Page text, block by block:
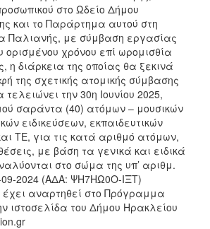
στο Ωδείο Δήμου
και το Παράρτημα αυτού στη
Παλιανής, με σύμβαση εργασίας
ορισμένου χρόνου επί ωρομισθία
η διάρκεια της οποίας θα ξεκινά
της σχετικής ατομικής σύμβασης
την 30η Ιουνίου 2025,
σαράντα (40) ατόμων – μουσικών
ειδικεύσεων, εκπαιδευτικών
ΤΕ, για τις κατά αριθμό ατόμων,
με βάση τα γενικά και ειδικά
στο σώμα της υπ’ αριθμ.
2024 (ΑΔΑ: ΨΗ7ΗΩ0Ο-ΙΞΤ)
έχει αναρτηθεί στο Πρόγραμμα
ιστοσελίδα του Δήμου Ηρακλείου